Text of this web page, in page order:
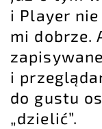
i Player
mi dobrze.
i
do gustu
„dzielić”.